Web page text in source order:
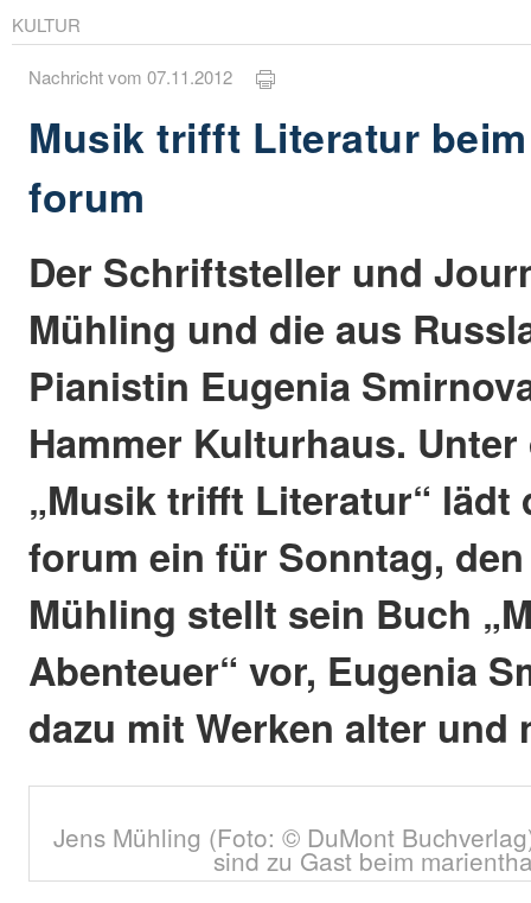
KULTUR
Nachricht vom 07.11.2012
Musik trifft Literatur
forum
Der Schriftsteller und
Mühling und die aus
Pianistin Eugenia
Hammer Kulturhaus.
„Musik trifft Literatur“ lädt
forum ein für Sonntag,
Mühling stellt sein Buch
Abenteuer“ vor, Eugenia
dazu mit Werken alter und
Jens Mühling (Foto: © DuMont
sind zu Gast beim